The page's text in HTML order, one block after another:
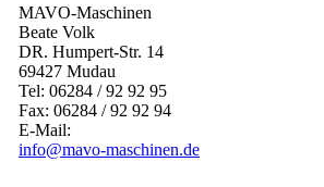
MAVO-Maschinen
Beate Volk
DR. Humpert-Str. 14
69427 Mudau
Tel: 06284 / 92 92 95
Fax: 06284 / 92 92 94
E-Mail:
info@mavo-maschinen.de